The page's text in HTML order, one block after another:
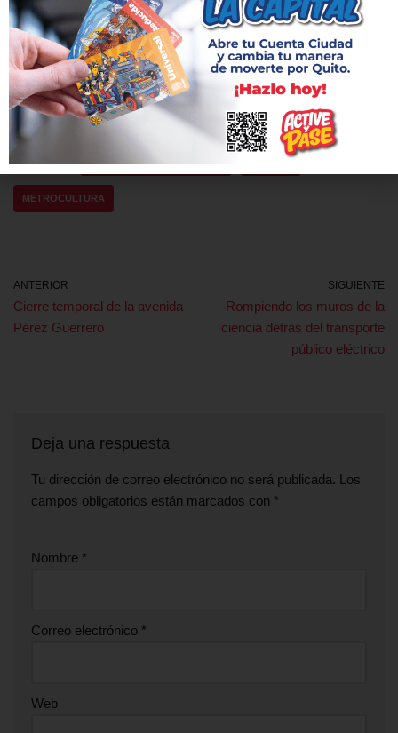
cuidado, inclusión social y equidad de género
en nuestro Metro de Quito.
pic.twitter.com/uvD4lrNS1E
— MetrodeQuito (@MetrodeQuito)March 31, 2021
GÉNERO
METROCULTURA
ANTERIOR
Cierre temporal de la avenida
Pérez Guerrero
SIGUIENTE
Rompiendo los muros de la
ciencia detrás del transporte
público eléctrico
Deja una respuesta
Tu dirección de correo electrónico no será publicada. Los
campos obligatorios están marcados con *
Nombre *
Correo electrónico *
Web